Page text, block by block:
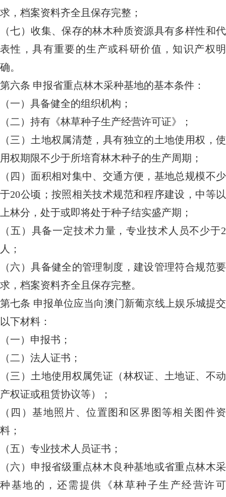
求，档案资料齐全且保存完整；
（七）收集、保存的林木种质资源具有多样性和代
表性，具有重要的生产或科研价值，知识产权明
确。
第六条 申报省重点林木采种基地的基本条件：
（一）具备健全的组织机构；
（二）持有《林草种子生产经营许可证》；
（三）土地权属清楚，具有独立的土地使用权，使
用权期限不少于所培育林木种子的生产周期；
（四）面积相对集中、交通方便，基地总规模不少
于20公顷；按照相关技术规范和程序建设，中等以
上林分，处于或即将处于种子结实盛产期；
（五）具备一定技术力量，专业技术人员不少于2
人；
（六）具备健全的管理制度，建设管理符合规范要
求，档案资料齐全且保存完整。
第七条 申报单位应当向澳门新葡京线上娱乐城提交
以下材料：
（一）申报书；
（二）法人证书；
（三）土地使用权属凭证（林权证、土地证、不动
产权证或租赁协议等）；
（四）基地照片、位置图和区界图等相关图件资
料；
（五）专业技术人员证书；
（六）申报省级重点林木良种基地或省重点林木采
种基地的，还需提供《林草种子生产经营许可